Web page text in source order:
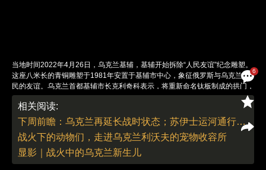
6
当地时间2022年4月26日，乌克兰基辅，基辅开始拆除“人民友谊”纪念雕塑。
这座八米长的青铜雕塑于1981年安置于基辅市中心，象征俄罗斯与乌克兰人
民的友谊。乌克兰首都基辅市长克利奇科表示，将重新命名钛板制成的拱门，
并涂上乌克兰国旗的颜色。图：Anadolu Agency/IC photo
责任编辑：白雪 | 版面编辑：白雪
相关阅读:
下周前瞻：乌克兰再延长战时状态；苏伊士运河通行费又涨
战火下的动物们，走进乌克兰利沃夫的宠物收容所
显影｜战火中的乌克兰新生儿